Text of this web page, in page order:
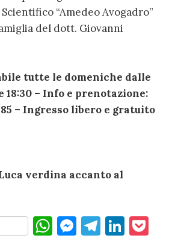
“Amedeo Avogadro”
del dott. Giovanni
tutte le domeniche dalle
18:30 – Info e prenotazione:
– Ingresso libero e gratuito
verdina accanto al
W M T Li